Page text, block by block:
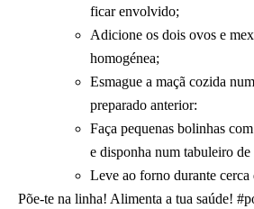
ficar envolvido;
Adicione os dois ovos e
homogénea;
Esmague a maçã cozida
preparado anterior:
Faça pequenas bolinhas
e disponha num tabuleiro
Leve ao forno durante
Põe-te na linha! Alimenta a tua saúde!